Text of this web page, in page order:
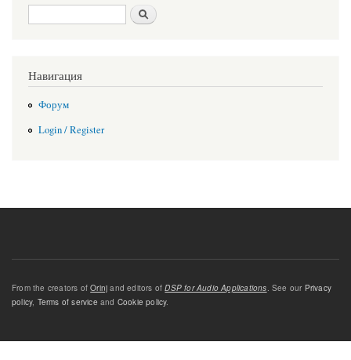
Search form
Навигация
Форум
Login / Register
From the creators ofOrinj and editors ofDSP for Audio Applications. See our Privacy
policy, Terms of service and Cookie policy.